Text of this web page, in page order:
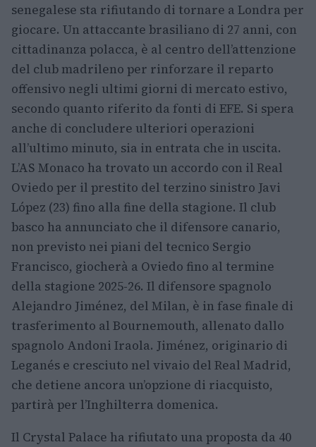
senegalese sta rifiutando di tornare a Londra per
giocare. Un attaccante brasiliano di 27 anni, con
cittadinanza polacca, è al centro dell’attenzione
del club madrileno per rinforzare il reparto
offensivo negli ultimi giorni di mercato estivo,
secondo quanto riferito da fonti di EFE. Si spera
anche di concludere ulteriori operazioni
all’ultimo minuto, sia in entrata che in uscita.
L’AS Monaco ha trovato un accordo con il Real
Oviedo per il prestito del terzino sinistro Javi
López (23) fino alla fine della stagione. Il club
basco ha annunciato che il difensore canario,
non previsto nei piani del tecnico Sergio
Francisco, giocherà a Oviedo fino al termine
della stagione 2025-26. Il difensore spagnolo
Alejandro Jiménez, del Milan, è in fase finale di
trasferimento al Bournemouth, allenato dallo
spagnolo Andoni Iraola. Jiménez, originario di
Leganés e cresciuto nel vivaio del Real Madrid,
che detiene ancora un’opzione di riacquisto,
partirà per l’Inghilterra domenica.
Il Crystal Palace ha rifiutato una proposta da 40